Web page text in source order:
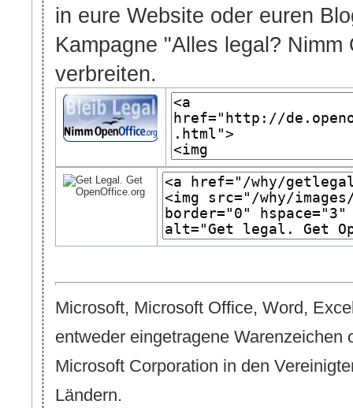
in eure Website oder euren
Kampagne "Alles legal?
verbreiten.
Microsoft, Microsoft Office, Word,
entweder eingetragene Warenzeichen
Microsoft Corporation in den
Ländern.